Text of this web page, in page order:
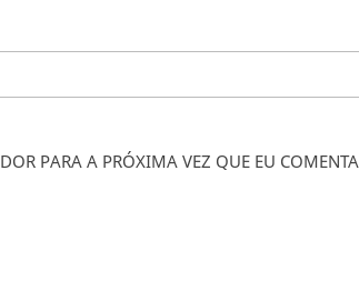
PARA A PRÓXIMA VEZ QUE EU